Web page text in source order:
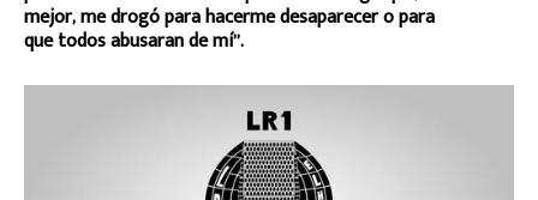
mejor, me drogó para hacerme desaparecer o para
que todos abusaran de mí”.